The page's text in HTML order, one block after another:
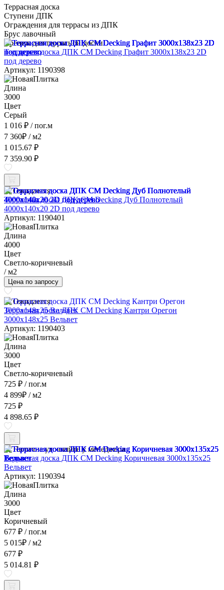
Террасная доска
Ступени ДПК
Ограждения для террасы из ДПК
Брус лавочный
Крепеж для террасной доски
Террасная доска ДПК CM Decking Графит 3000x138x23 2D
под дерево
Артикул: 1190398
Длина
3000
Цвет
Серый
1 016 ₽ / пог.м
7 360₽ / м2
1 015.67 ₽
7 359.90 ₽
Ожидается
Террасная доска ДПК CM Decking Дуб Полнотелый
4000x140x20 2D под дерево
Артикул: 1190401
Длина
4000
Цвет
Светло-коричневый
/ м2
Цена по запросу
Ожидается
Террасная доска ДПК CM Decking Кантри Орегон
3000x148x25 Вельвет
Артикул: 1190403
Длина
3000
Цвет
Светло-коричневый
725 ₽ / пог.м
4 899₽ / м2
725 ₽
4 898.65 ₽
Наличие уточняйте у менеджера
Террасная доска ДПК CM Decking Коричневая 3000x135x25
Вельвет
Артикул: 1190394
Длина
3000
Цвет
Коричневый
677 ₽ / пог.м
5 015₽ / м2
677 ₽
5 014.81 ₽